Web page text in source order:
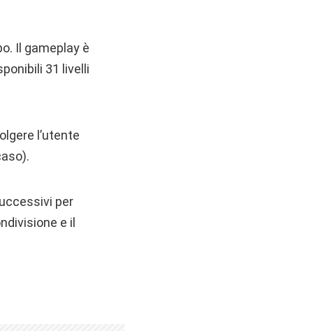
Il gameplay è
31 livelli
l’utente
per
e il